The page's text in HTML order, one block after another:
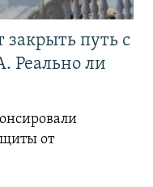
закрыть путь с
Реально ли
от